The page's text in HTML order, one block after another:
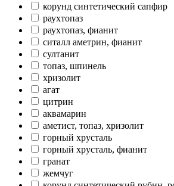
корунд синтетический сапфир
раухтопаз
раухтопаз, фианит
ситалл аметрин, фианит
султанит
топаз, шпинель
хризолит
агат
цитрин
аквамарин
аметист, топаз, хризолит
горный хрусталь
горный хрусталь, фианит
гранат
жемчуг